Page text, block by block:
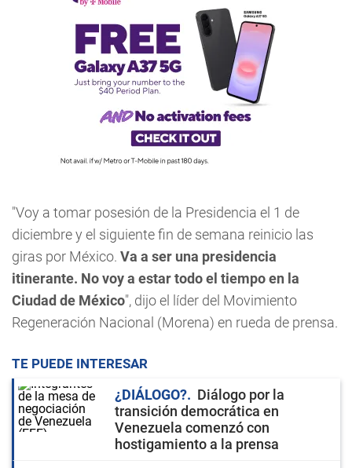
"Voy a tomar posesión de la Presidencia el 1 de
diciembre y el siguiente fin de semana reinicio las
giras por México. Va a ser una presidencia
itinerante. No voy a estar todo el tiempo en la
Ciudad de México", dijo el líder del Movimiento
Regeneración Nacional (Morena) en rueda de prensa.
TE PUEDE INTERESAR
¿DIÁLOGO?
Diálogo por la
transición democrática en
Venezuela comenzó con
hostigamiento a la prensa